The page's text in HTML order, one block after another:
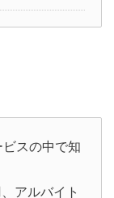
スの中で知
アルバイト